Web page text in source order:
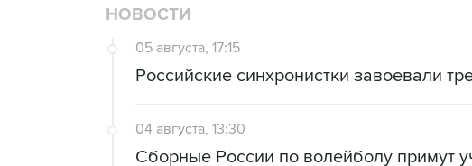
НОВОСТИ
05 августа, 17:15
Российские синхронистки завоевали
04 августа, 13:30
Сборные России по волейболу примут